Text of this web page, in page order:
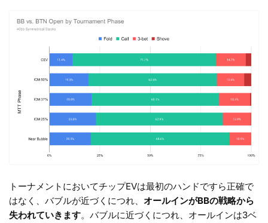
トーナメントにおいてチップEVは最初のハンドですら正確で
はなく、バブルが近づくにつれ、 オールインがBBの戦略から
失われていきます。バブルに近づくにつれ、オールインは3ベ